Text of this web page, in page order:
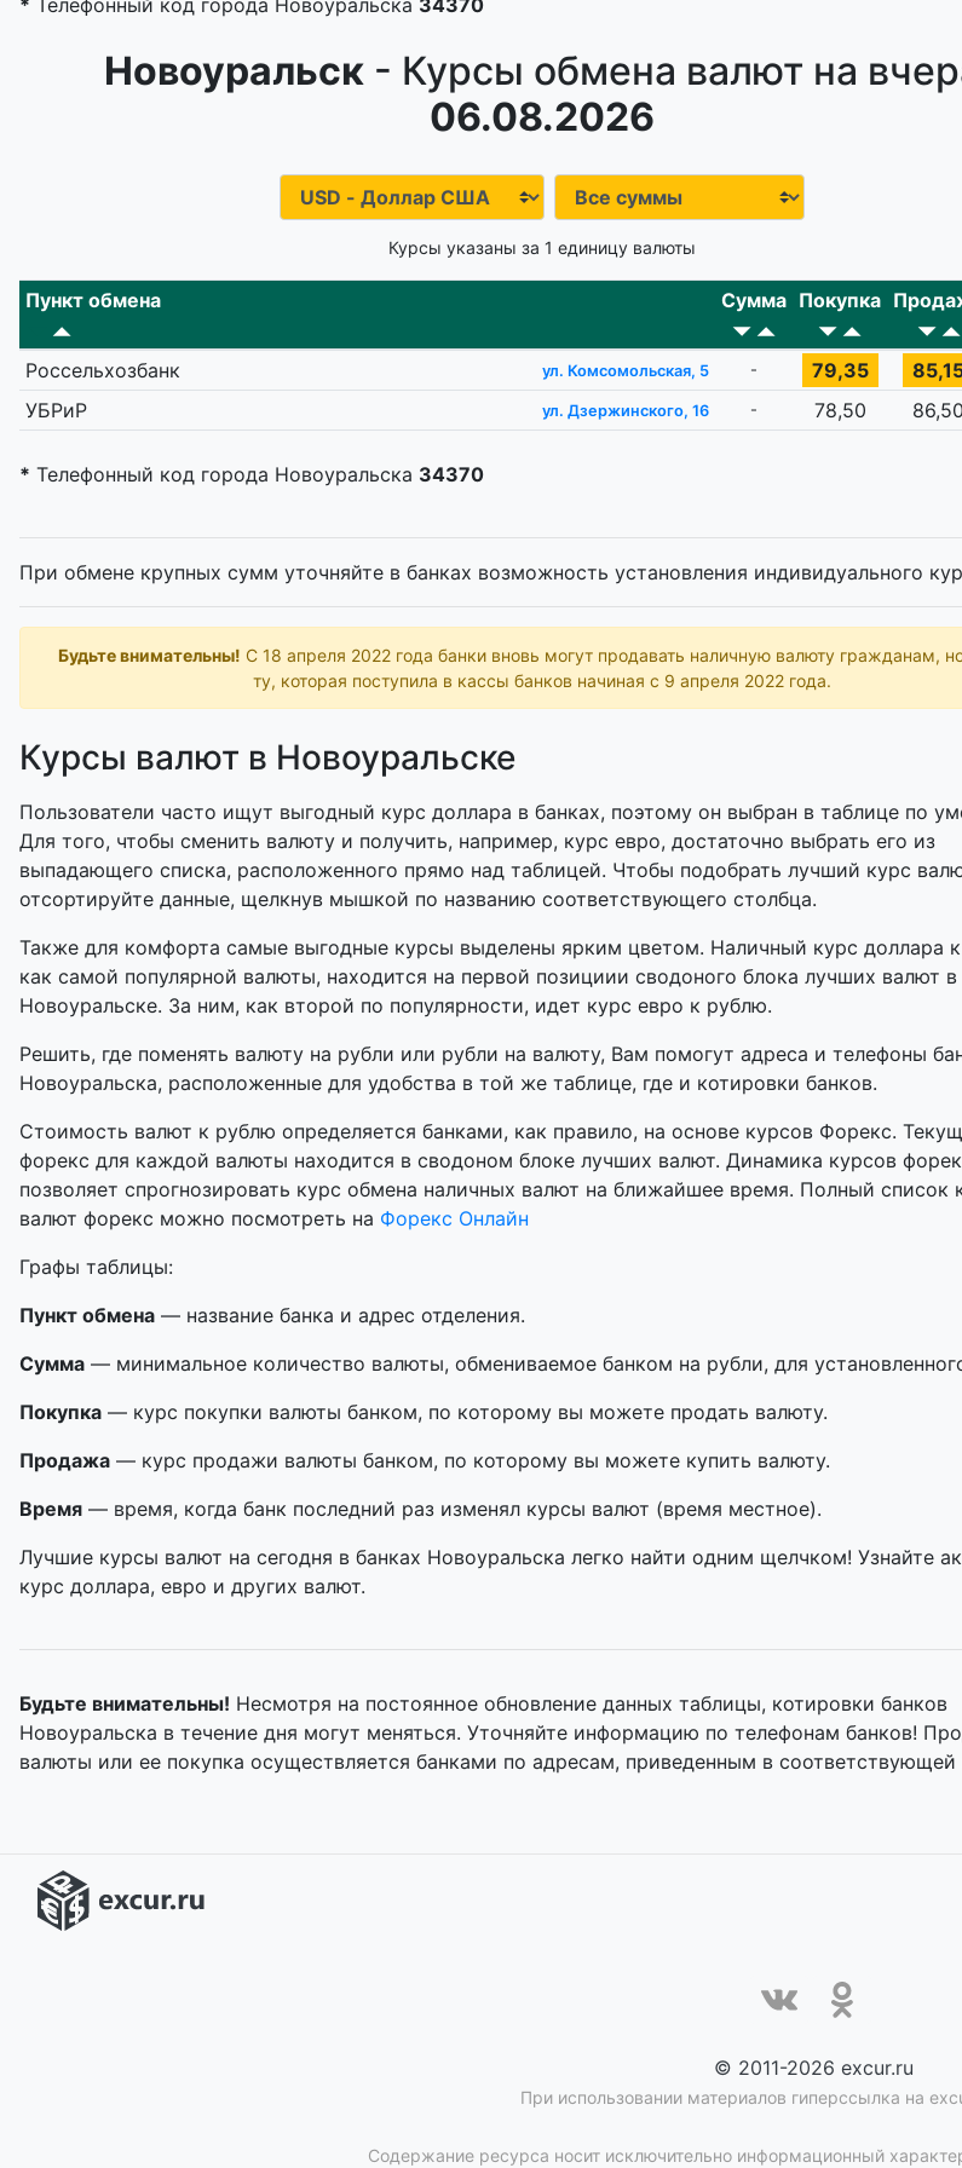
* Телефонный код города Новоуральска 34370
Новоуральск- Курсы обмена валют на
06.08.2026
Курсы указаны за 1 единицу валюты
Пункт обмена Сумма Покупка
Россельхозбанк ул. Комсомольская, 5 - 79,35
УБРиР ул. Дзержинского, 16 - 78,50 86,50
* Телефонный код города Новоуральска 34370
При обмене крупных сумм уточняйте в банках возможность установления индивидуального
Будьте внимательны! С 18 апреля 2022 года банки вновь могут продавать наличную валюту гражданам,
ту, которая поступила в кассы банков начиная с 9 апреля 2022 года.
Курсы валют в Новоуральске
Пользователи часто ищут выгодный курс доллара в банках, поэтому он выбран в таблице по
Для того, чтобы сменить валюту и получить, например, курс евро, достаточно выбрать его из
выпадающего списка, расположенного прямо над таблицей. Чтобы подобрать лучший курс
отсортируйте данные, щелкнув мышкой по названию соответствующего столбца.
Также для комфорта самые выгодные курсы выделены ярким цветом. Наличный курс доллара
как самой популярной валюты, находится на первой позициии сводоного блока лучших валют в
Новоуральске. За ним, как второй по популярности, идет курс евро к рублю.
Решить, где поменять валюту на рубли или рубли на валюту, Вам помогут адреса и телефоны
Новоуральска, расположенные для удобства в той же таблице, где и котировки банков.
Стоимость валют к рублю определяется банками, как правило, на основе курсов Форекс.
форекс для каждой валюты находится в сводоном блоке лучших валют. Динамика курсов
позволяет спрогнозировать курс обмена наличных валют на ближайшее время. Полный список
валют форекс можно посмотреть на Форекс Онлайн
Графы таблицы:
Пункт обмена — название банка и адрес отделения.
Сумма — минимальное количество валюты, обмениваемое банком на рубли, для
Покупка — курс покупки валюты банком, по которому вы можете продать валюту.
Продажа — курс продажи валюты банком, по которому вы можете купить валюту.
Время — время, когда банк последний раз изменял курсы валют (время местное).
Лучшие курсы валют на сегодня в банках Новоуральска легко найти одним щелчком! Узнайте
курс доллара, евро и других валют.
Будьте внимательны! Несмотря на постоянное обновление данных таблицы, котировки банков
Новоуральска в течение дня могут меняться. Уточняйте информацию по телефонам банков!
валюты или ее покупка осуществляется банками по адресам, приведенным в соответствующей
© 2011-2026 excur.ru
При использовании материалов гиперссылка на
Содержание ресурса носит исключительно информационный